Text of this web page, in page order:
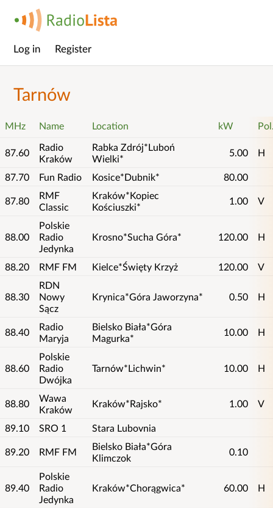
Main
Log in Register
Tarnów
MHz Name Location kW
87.60
Radio
Kraków
Rabka Zdrój*Luboń
Wielki*
5.00 H
87.70 Fun Radio Kosice*Dubnik* 80.00
87.80
RMF
Classic
Kraków*Kopiec
Kościuszki*
1.00 V
88.00
Polskie
Radio
Jedynka
Krosno*Sucha Góra* 120.00 H
88.20 RMF FM Kielce*Święty Krzyż 120.00 V
88.30
RDN
Nowy
Sącz
Krynica*Góra Jaworzyna* 0.50 H
88.40
Radio
Maryja
Bielsko Biała*Góra
Magurka*
10.00 H
88.60
Polskie
Radio
Dwójka
Tarnów*Lichwin* 10.00 H
88.80
Wawa
Kraków
Kraków*Rajsko* 1.00 V
89.10 SRO 1 Stara Lubovnia
89.20 RMF FM
Bielsko Biała*Góra
Klimczok
0.10
89.40
Polskie
Radio
Jedynka
Kraków*Chorągwica* 60.00 H